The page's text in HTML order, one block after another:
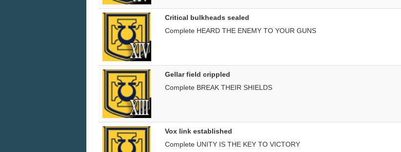
Critical bulkheads sealed
Complete HEARD THE ENEMY TO YOUR GUNS
Gellar field crippled
Complete BREAK THEIR SHIELDS
Vox link established
Complete UNITY IS THE KEY TO VICTORY